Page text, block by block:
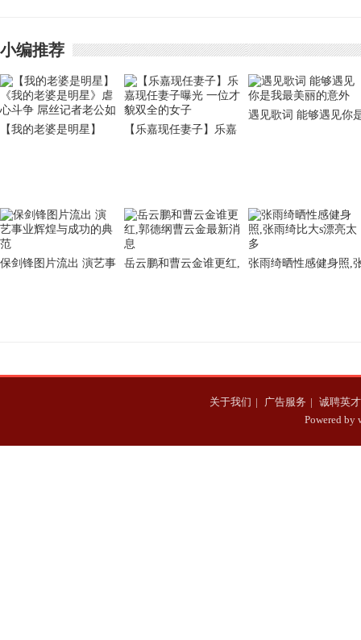
小编推荐
【我的老婆是明星】
【乐嘉现任妻子】乐嘉
遇见歌词 能够遇见你
保剑锋图片流出 演艺事
岳云鹏和曹云金谁更红,
张雨绮晒性感健身照,
关于我们 | 广告服务 | 诚聘英才
Powered by